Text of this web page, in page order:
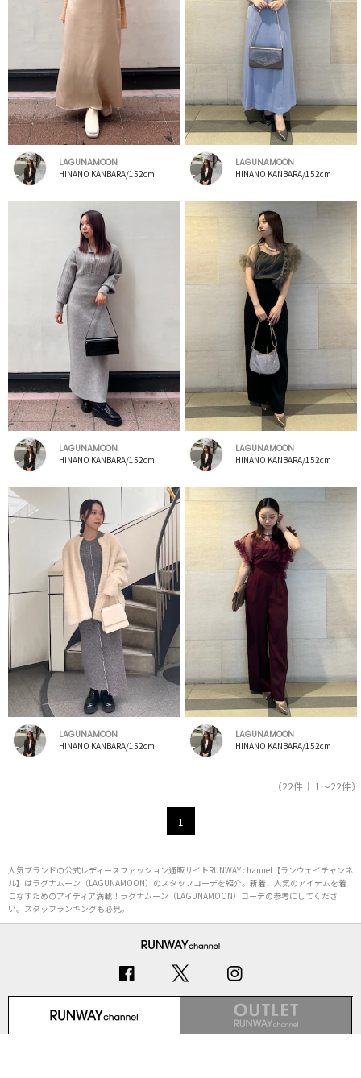
LAGUNAMOON
HINANO KANBARA/152cm
LAGUNAMOON
HINANO KANBARA/152cm
LAGUNAMOON
HINANO KANBARA/152cm
LAGUNAMOON
HINANO KANBARA/152cm
LAGUNAMOON
HINANO KANBARA/152cm
LAGUNAMOON
HINANO KANBARA/152cm
（22件｜ 1～22件）
1
人気ブランドの公式レディースファッション通販サイトRUNWAY channel【ランウェイチャンネ
ル】はラグナムーン（LAGUNAMOON）のスタッフコーデを紹介。新着、人気のアイテムを着
こなすためのアイディア満載！ラグナムーン（LAGUNAMOON）コーデの参考にしてくださ
い。スタッフランキングも必見。